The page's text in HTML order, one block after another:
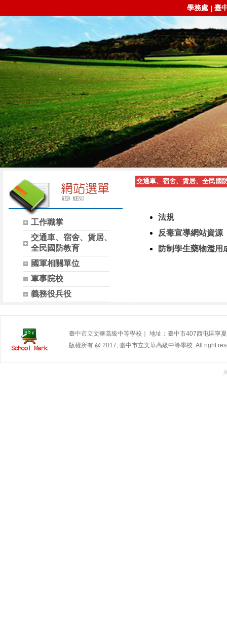
學務處| 臺
工作職掌
交通車、宿舍、賃居、
全民國防教育
國軍相關單位
軍事院校
義務役兵役
交通車、宿舍、賃居、全民國
法規
反毒宣導網站資源
防制學生藥物濫用
臺中市立文華高級中等學校｜ 地址：臺中市407西屯區
版權所有 @ 2017, 臺中市立文華高級中等學校. All right